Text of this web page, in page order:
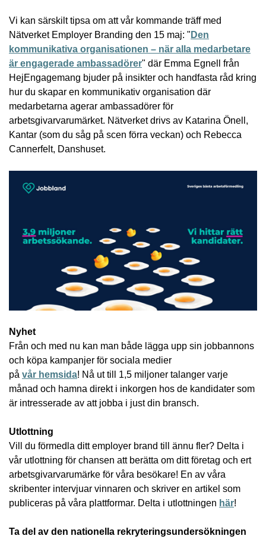
Vi kan särskilt tipsa om att vår kommande träff med
Nätverket Employer Branding den 15 maj: " Den
kommunikativa organisationen – när alla medarbetare
är engagerade ambassadörer" där Emma Egnell från
HejEngagemang bjuder på insikter och handfasta råd kring
hur du skapar en kommunikativ organisation där
medarbetarna agerar ambassadörer för
arbetsgivarvarumärket. Nätverket drivs av Katarina Önell,
Kantar (som du såg på scen förra veckan) och Rebecca
Cannerfelt, Danshuset.
Nyhet
Från och med nu kan man både lägga upp sin jobbannons
och köpa kampanjer för sociala medier
på vår hemsida! Nå ut till 1,5 miljoner talanger varje
månad och hamna direkt i inkorgen hos de kandidater som
är intresserade av att jobba i just din bransch.
Utlottning
Vill du förmedla ditt employer brand till ännu fler? Delta i
vår utlottning för chansen att berätta om ditt företag och ert
arbetsgivarvarumärke för våra besökare! En av våra
skribenter intervjuar vinnaren och skriver en artikel som
publiceras på våra plattformar. Delta i utlottningen här!
Ta del av den nationella rekryteringsundersökningen